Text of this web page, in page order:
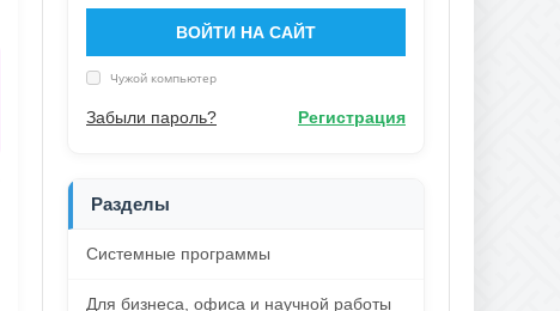
ВОЙТИ НА САЙТ
Чужой компьютер
Забыли пароль? Регистрация
Разделы
Системные программы
Для бизнеса, офиса и научной работы